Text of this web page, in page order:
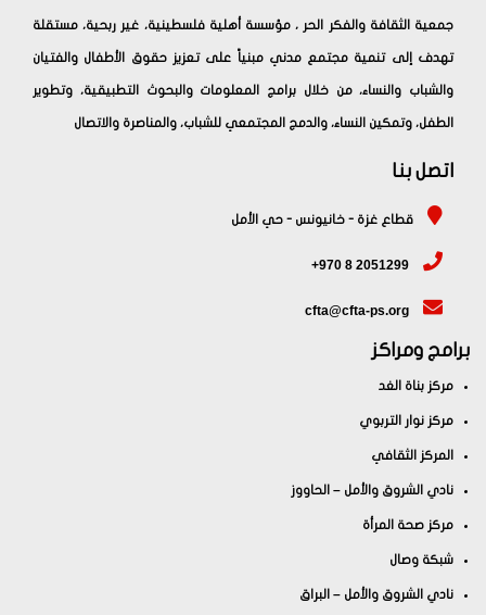
جمعية الثقافة والفكر الحر ، مؤسسة أهلية فلسطينية، غير ربحية، مستقلة
تهدف إلى تنمية مجتمع مدني مبنياً على تعزيز حقوق الأطفال والفتيان
والشباب والنساء، من خلال برامج المعلومات والبحوث التطبيقية، وتطوير
الطفل، وتمكين النساء، والدمج المجتمعي للشباب، والمناصرة والاتصال
اتصل بنا
قطاع غزة - خانيونس - حي الأمل
+970 8 2051299
cfta@cfta-ps.org
برامج ومراكز
مركز بناة الغد
مركز نوار التربوي
المركز الثقافي
نادي الشروق والأمل – الحاووز
مركز صحة المرأة
شبكة وصال
نادي الشروق والأمل – البراق